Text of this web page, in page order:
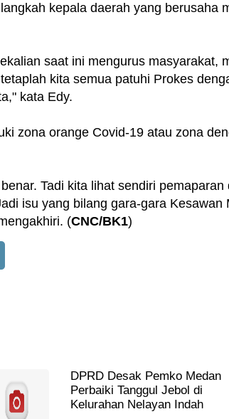
kepala daerah yang berusaha
saat ini mengurus masyarakat,
kita semua patuhi Prokes
kata Edy.
zona orange Covid-19 atau zona
Tadi kita lihat sendiri pemaparan
isu yang bilang gara-gara Kesawan
(CNC/BK1)
DPRD Desak Pemko Medan
Perbaiki Tanggul Jebol di
Kelurahan Nelayan Indah